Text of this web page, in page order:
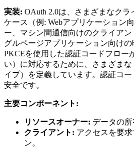
実装: OAuth 2.0は、さまざまなク
ケース（例: Webアプリケーション
ー、マシン間通信向けのクライア
グルページアプリケーション向けの
PKCEを使用した認証コードフロー
い）に対応するために、さまざま
イプ）を定義しています。認証コ
安全です。
主要コンポーネント:
リソースオーナー: データの所
クライアント: アクセスを要
ン。